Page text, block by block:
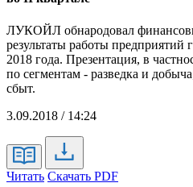
ЛУКОЙЛ обнародовал
результаты работы предприятий
2018 года. Презентация, в
по сегментам - разведка и
сбыт.
3.09.2018 / 14:24
Читать Скачать PDF